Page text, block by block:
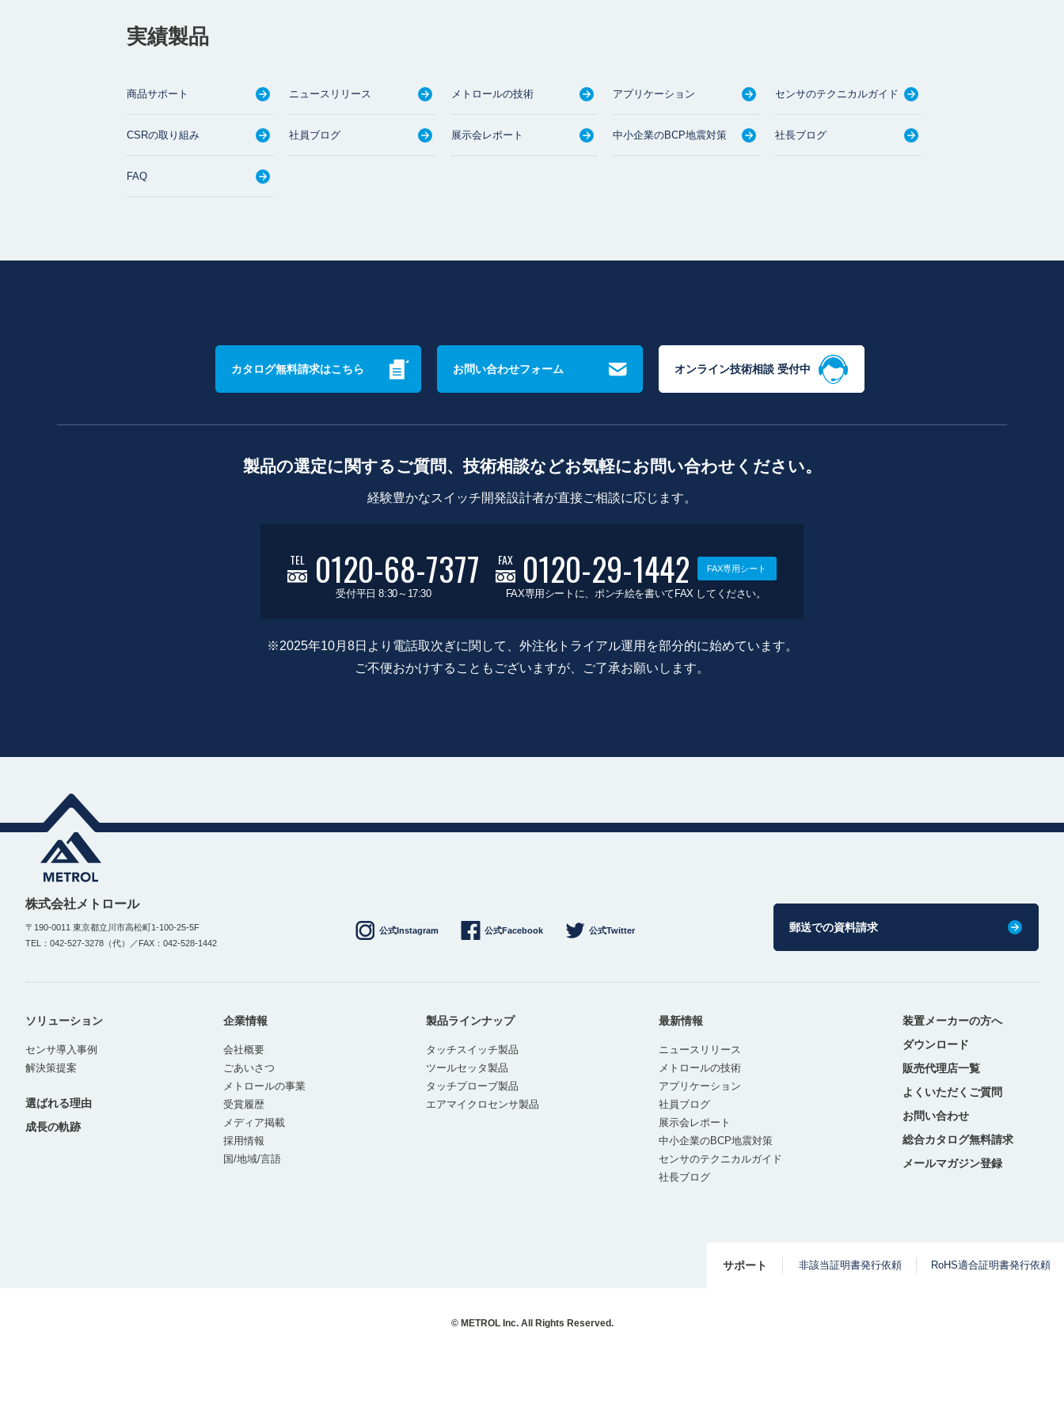
実績製品
商品サポート ニュースリリース メトロールの技術 アプリケーション センサのテクニカルガイド
CSRの取り組み 社員ブログ 展示会レポート 中小企業のBCP地震対策 社長ブログ
FAQ
カタログ無料請求はこちら お問い合わせフォーム オンライン技術相談 受付中
製品の選定に関するご質問、技術相談などお気軽にお問い合わせください。
経験豊かなスイッチ開発設計者が直接ご相談に応じます。
TEL 0120-68-7377
受付平日 8:30～17:30
FAX 0120-29-1442 FAX専用シート
FAX専用シートに、ポンチ絵を書いてFAX してください。
※2025年10月8日より電話取次ぎに関して、外注化トライアル運用を部分的に始めています。
ご不便おかけすることもございますが、ご了承お願いします。
株式会社メトロール
〒190-0011 東京都立川市高松町1-100-25-5F
TEL：042-527-3278（代）／FAX：042-528-1442
公式Instagram 公式Facebook 公式Twitter 郵送での資料請求
ソリューション
センサ導入事例
解決策提案
選ばれる理由
成長の軌跡
企業情報
会社概要
ごあいさつ
メトロールの事業
受賞履歴
メディア掲載
採用情報
国/地域/言語
製品ラインナップ
タッチスイッチ製品
ツールセッタ製品
タッチプローブ製品
エアマイクロセンサ製品
最新情報
ニュースリリース
メトロールの技術
アプリケーション
社員ブログ
展示会レポート
中小企業のBCP地震対策
センサのテクニカルガイド
社長ブログ
装置メーカーの方へ
ダウンロード
販売代理店一覧
よくいただくご質問
お問い合わせ
総合カタログ無料請求
メールマガジン登録
サポート 非該当証明書発行依頼 RoHS適合証明書発行依頼
© METROL Inc. All Rights Reserved.